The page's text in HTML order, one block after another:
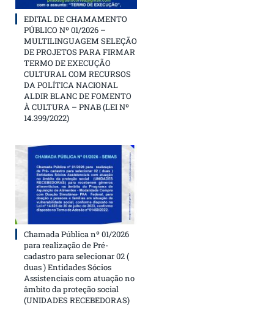
EDITAL DE CHAMAMENTO
PÚBLICO Nº 01/2026 –
MULTILINGUAGEM SELEÇÃO
DE PROJETOS PARA FIRMAR
TERMO DE EXECUÇÃO
CULTURAL COM RECURSOS
DA POLÍTICA NACIONAL
ALDIR BLANC DE FOMENTO
À CULTURA – PNAB (LEI Nº
14.399/2022)
Chamada Pública nº 01/2026
para realização de Pré-
cadastro para selecionar 02 (
duas ) Entidades Sócios
Assistenciais com atuação no
âmbito da proteção social
(UNIDADES RECEBEDORAS)